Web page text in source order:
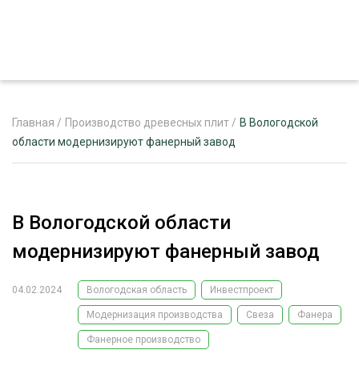
РЕКЛАМОДАТЕЛЯМ
ЛЕСНОЕ ХОЗЯЙСТВО
ЛЕСОЗАГОТОВКА
ЭКСПЕРТНОЕ МНЕНИЕ
Главная / Производство древесных плит / В Вологодской
области модернизируют фанерный завод
В Вологодской области
модернизируют фанерный завод
04.02.2024 Вологодская область Инвестпроект
Модернизация производства Свеза Фанера
Фанерное производство